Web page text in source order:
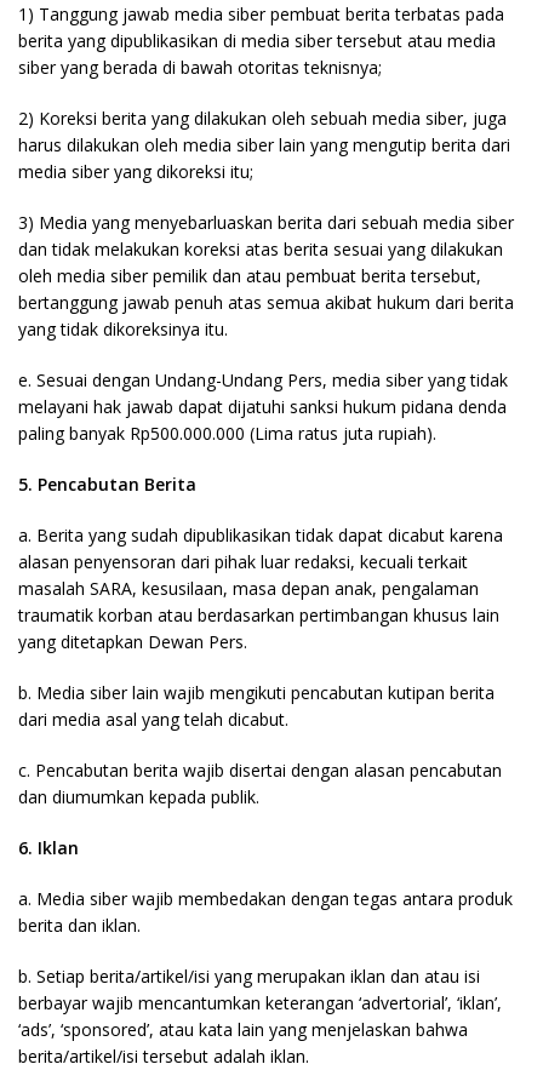
1) Tanggung jawab media siber pembuat berita terbatas pada
berita yang dipublikasikan di media siber tersebut atau media
siber yang berada di bawah otoritas teknisnya;
2) Koreksi berita yang dilakukan oleh sebuah media siber, juga
harus dilakukan oleh media siber lain yang mengutip berita dari
media siber yang dikoreksi itu;
3) Media yang menyebarluaskan berita dari sebuah media siber
dan tidak melakukan koreksi atas berita sesuai yang dilakukan
oleh media siber pemilik dan atau pembuat berita tersebut,
bertanggung jawab penuh atas semua akibat hukum dari berita
yang tidak dikoreksinya itu.
e. Sesuai dengan Undang-Undang Pers, media siber yang tidak
melayani hak jawab dapat dijatuhi sanksi hukum pidana denda
paling banyak Rp500.000.000 (Lima ratus juta rupiah).
5. Pencabutan Berita
a. Berita yang sudah dipublikasikan tidak dapat dicabut karena
alasan penyensoran dari pihak luar redaksi, kecuali terkait
masalah SARA, kesusilaan, masa depan anak, pengalaman
traumatik korban atau berdasarkan pertimbangan khusus lain
yang ditetapkan Dewan Pers.
b. Media siber lain wajib mengikuti pencabutan kutipan berita
dari media asal yang telah dicabut.
c. Pencabutan berita wajib disertai dengan alasan pencabutan
dan diumumkan kepada publik.
6. Iklan
a. Media siber wajib membedakan dengan tegas antara produk
berita dan iklan.
b. Setiap berita/artikel/isi yang merupakan iklan dan atau isi
berbayar wajib mencantumkan keterangan ‘advertorial’, ‘iklan’,
‘ads’, ‘sponsored’, atau kata lain yang menjelaskan bahwa
berita/artikel/isi tersebut adalah iklan.